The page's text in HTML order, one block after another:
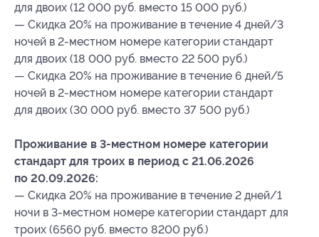
для двоих (12 000 руб. вместо 15 000 руб.)
— Скидка 20% на проживание в течение 4 дней/3
ночей в 2-местном номере категории стандарт
для двоих (18 000 руб. вместо 22 500 руб.)
— Скидка 20% на проживание в течение 6 дней/5
ночей в 2-местном номере категории стандарт
для двоих (30 000 руб. вместо 37 500 руб.)
Проживание в 3-местном номере категории
стандарт для троих в период с 21.06.2026
по 20.09.2026:
— Скидка 20% на проживание в течение 2 дней/1
ночи в 3-местном номере категории стандарт для
троих (6560 руб. вместо 8200 руб.)